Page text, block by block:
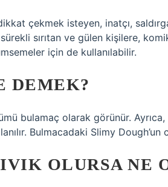
çekmek isteyen, inatçı,
sırıtan ve gülen kişilere,
için de kullanılabilir.
DEMEK?
bulamaç olarak görünür.
Bulmacadaki Slimy
OLURSA NE